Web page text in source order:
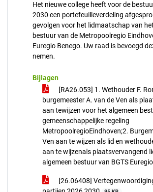
Het nieuwe college heeft voor de
2030 een portefeuilleverdeling
gevolgen voor het lidmaatschap van
bestuur van de Metropoolregio
Euregio Benego. Uw raad is bevoegd
nemen.
Bijlagen
[RA26.053] 1. Wethouder F.
burgemeester A. van de Ven als
aan tewijzen voor het algemeen
gemeenschappelijke regeling
MetropoolregioEindhoven;2.
Ven aan te wijzen als lid en
aan te wijzenals plaatsvervangend
algemeen bestuur van BGTS
[26.06408]